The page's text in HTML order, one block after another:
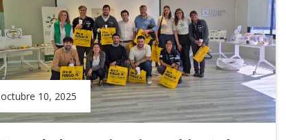
octubre 10, 2025